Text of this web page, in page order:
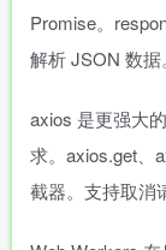
Promise。
解析 JSON 数据
axios 是更强大
求。axios.get、
截器。支持取消